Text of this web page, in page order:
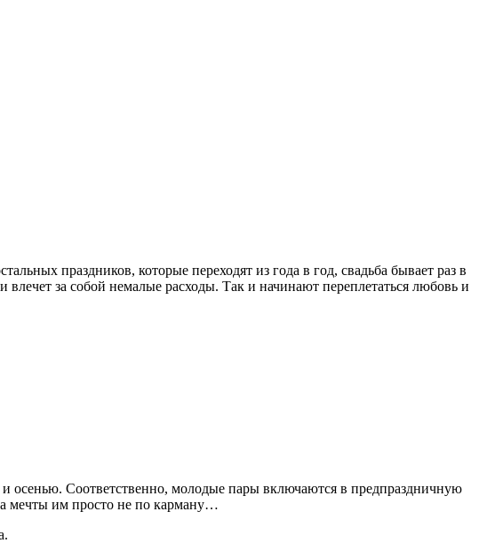
праздников, которые переходят из года в год, свадьба бывает раз в
за собой немалые расходы. Так и начинают переплетаться любовь и
осенью. Соответственно, молодые пары включаются в предпраздничную
мечты им просто не по карману…